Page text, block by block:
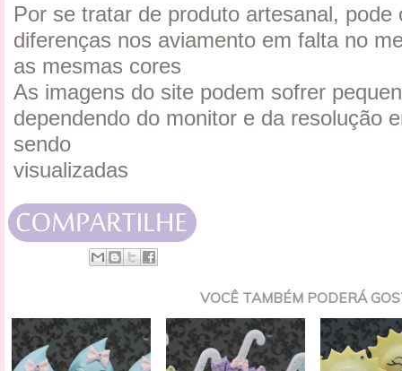
Por se tratar de produto artesanal, pode
diferenças nos aviamento em falta no
as mesmas cores
As imagens do site podem sofrer
dependendo do monitor e da resolução
sendo
visualizadas
VOCÊ TAMBÉM PODERÁ